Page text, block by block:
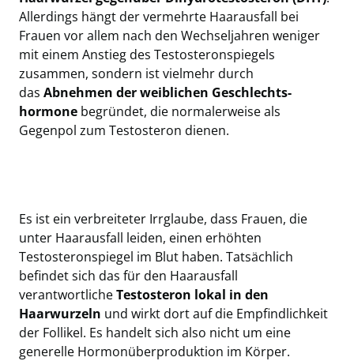
Allerdings hängt der vermehrte Haarausfall bei
Frauen vor allem nach den Wechseljahren weniger
mit einem Anstieg des Testosteronspiegels
zusammen, sondern ist vielmehr durch
das Abnehmen der weiblichen Geschlechts-
hormone begründet, die normalerweise als
Gegenpol zum Testosteron dienen.
Es ist ein verbreiteter Irrglaube, dass Frauen, die
unter Haarausfall leiden, einen erhöhten
Testosteronspiegel im Blut haben. Tatsächlich
befindet sich das für den Haarausfall
verantwortlicheTestosteron lokal in den
Haarwurzeln und wirkt dort auf die Empfindlichkeit
der Follikel. Es handelt sich also nicht um eine
generelle Hormonüberproduktion im Körper.